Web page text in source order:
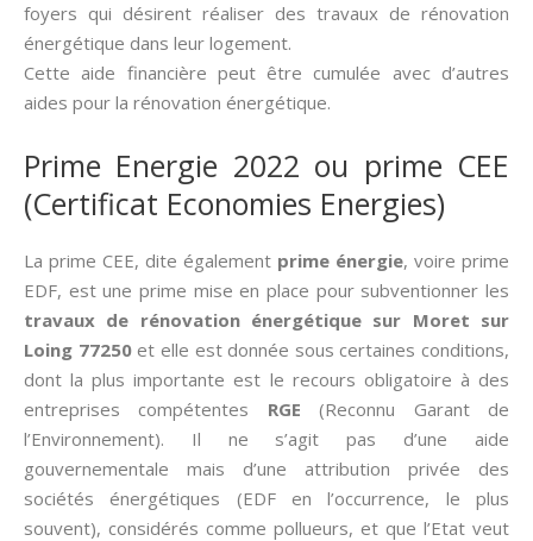
foyers qui désirent réaliser des travaux de rénovation
énergétique dans leur logement.
Cette aide financière peut être cumulée avec d’autres
aides pour la rénovation énergétique.
Prime Energie 2022 ou prime CEE
(Certificat Economies Energies)
La prime CEE, dite également prime énergie, voire prime
EDF, est une prime mise en place pour subventionner les
travaux de rénovation énergétique sur Moret sur
Loing 77250et elle est donnée sous certaines conditions,
dont la plus importante est le recours obligatoire à des
entreprises compétentes RGE (Reconnu Garant de
l’Environnement). Il ne s’agit pas d’une aide
gouvernementale mais d’une attribution privée des
sociétés énergétiques (EDF en l’occurrence, le plus
souvent), considérés comme pollueurs, et que l’Etat veut